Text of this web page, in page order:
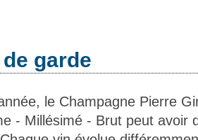
garde
le Champagne Pierre
- Millésimé - Brut peut avoir